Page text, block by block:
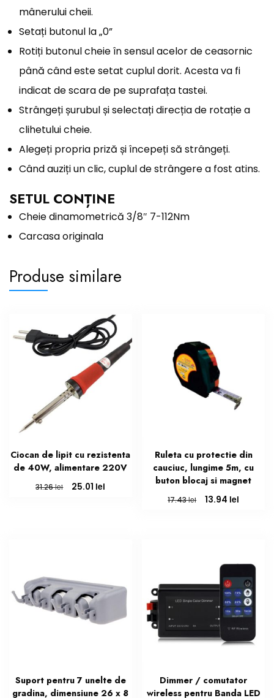
mânerului cheii.
Setați butonul la „0”
Rotiți butonul cheie în sensul acelor de ceasornic
până când este setat cuplul dorit. Acesta va fi
indicat de scara de pe suprafața tastei.
Strângeți șurubul și selectați direcția de rotație a
clihetului cheie.
Alegeți propria priză și începeți să strângeți.
Când auziți un clic, cuplul de strângere a fost atins.
SETUL CONȚINE
Cheie dinamometrică 3/8″ 7-112Nm
Carcasa originala
Produse similare
Ciocan de lipit cu rezistenta
de 40W, alimentare 220V
31.26lei
Prețul
25.01 lei
Ruleta cu protectie din
cauciuc, lungime 5m, cu
buton blocaj si magnet
17.43lei
Prețul
13.94 lei
Suport pentru 7 unelte de
gradina, dimensiune 26 x 8
Dimmer / comutator
wireless pentru Banda LED